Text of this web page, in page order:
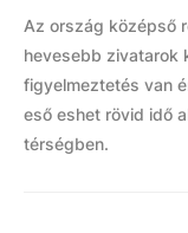
Az ország középső
hevesebb zivatarok
figyelmeztetés van
eső eshet rövid idő
térségben.